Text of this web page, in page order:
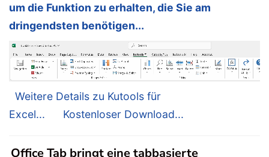
um die Funktion zu erhalten, die Sie am
dringendsten benötigen...
Weitere Details zu Kutools für
Excel...
Kostenloser Download...
Office Tab bringt eine tabbasierte